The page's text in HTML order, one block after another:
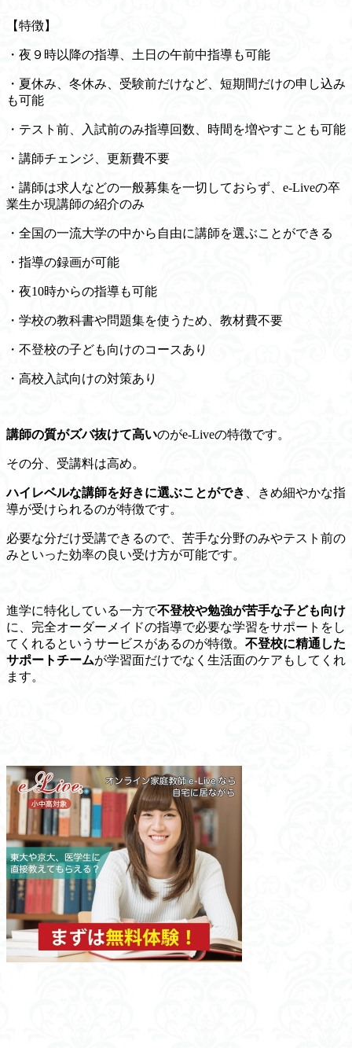
【特徴】
・夜９時以降の指導、土日の午前中指導も可能
・夏休み、冬休み、受験前だけなど、短期間だけの申し込み
も可能
・テスト前、入試前のみ指導回数、時間を増やすことも可能
・講師チェンジ、更新費不要
・講師は求人などの一般募集を一切しておらず、e-Liveの卒
業生か現講師の紹介のみ
・全国の一流大学の中から自由に講師を選ぶことができる
・指導の録画が可能
・夜10時からの指導も可能
・学校の教科書や問題集を使うため、教材費不要
・不登校の子ども向けのコースあり
・高校入試向けの対策あり
講師の質がズバ抜けて高いのがe-Liveの特徴です。
その分、受講料は高め。
ハイレベルな講師を好きに選ぶことができ、きめ細やかな指
導が受けられるのが特徴です。
必要な分だけ受講できるので、 苦手な分野のみやテスト前の
みといった効率の良い受け方が可能です。
進学に特化している一方で不登校や勉強が苦手な子ども向け
に、 完全オーダーメイドの指導で必要な学習をサポートをし
てくれるというサービスがあるのが特徴。 不登校に精通した
サポートチームが学習面だけでなく生活面のケアもしてくれ
ます。